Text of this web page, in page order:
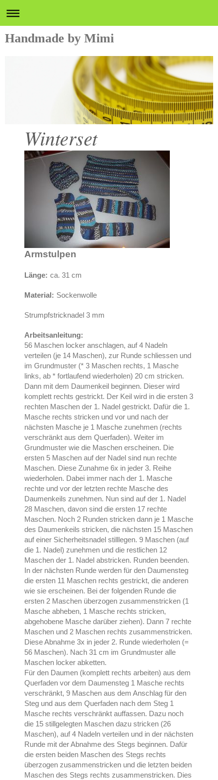
Handmade by Mimi
Winterset
Armstulpen
Länge: ca. 31 cm
Material: Sockenwolle
Strumpfstricknadel 3 mm
Arbeitsanleitung:
56 Maschen locker anschlagen, auf 4 Nadeln
verteilen (je 14 Maschen), zur Runde schliessen und
im Grundmuster (* 3 Maschen rechts, 1 Masche
links, ab * fortlaufend wiederholen) 20 cm stricken.
Dann mit dem Daumenkeil beginnen. Dieser wird
komplett rechts gestrickt. Der Keil wird in die ersten 3
rechten Maschen der 1. Nadel gestrickt. Dafür die 1.
Masche rechts stricken und vor und nach der
nächsten Masche je 1 Masche zunehmen (rechts
verschränkt aus dem Querfaden). Weiter im
Grundmuster wie die Maschen erscheinen. Die
ersten 5 Maschen auf der Nadel sind nun rechte
Maschen. Diese Zunahme 6x in jeder 3. Reihe
wiederholen. Dabei immer nach der 1. Masche
rechte und vor der letzten rechte Masche des
Daumenkeils zunehmen. Nun sind auf der 1. Nadel
28 Maschen, davon sind die ersten 17 rechte
Maschen. Noch 2 Runden stricken dann je 1 Masche
des Daumenkeils stricken, die nächsten 15 Maschen
auf einer Sicherheitsnadel stilllegen. 9 Maschen (auf
die 1. Nadel) zunehmen und die restlichen 12
Maschen der 1. Nadel abstricken. Runden beenden.
In der nächsten Runde werden für den Daumensteg
die ersten 11 Maschen rechts gestrickt, die anderen
wie sie erscheinen. Bei der folgenden Runde die
ersten 2 Maschen überzogen zusammenstricken (1
Masche abheben, 1 Masche rechts stricken,
abgehobene Masche darüber ziehen). Dann 7 rechte
Maschen und 2 Maschen rechts zusammenstricken.
Diese Abnahme 3x in jeder 2. Runde wiederholen (=
56 Maschen). Nach 31 cm im Grundmuster alle
Maschen locker abketten.
Für den Daumen (komplett rechts arbeiten) aus dem
Querfaden vor dem Daumensteg 1 Masche rechts
verschränkt, 9 Maschen aus dem Anschlag für den
Steg und aus dem Querfaden nach dem Steg 1
Masche rechts verschränkt auffassen. Dazu noch
die 15 stillgelegten Maschen dazu stricken (26
Maschen), auf 4 Nadeln verteilen und in der nächsten
Runde mit der Abnahme des Stegs beginnen. Dafür
die ersten beiden Maschen des Stegs rechts
überzogen zusammenstricken und die letzten beiden
Maschen des Stegs rechts zusammenstricken. Dies